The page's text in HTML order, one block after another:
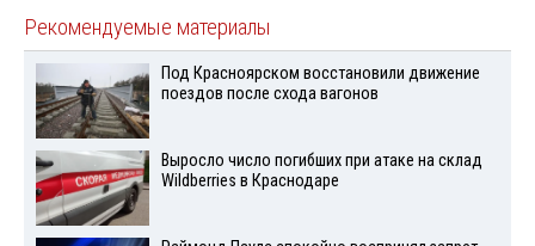
Рекомендуемые материалы
Под Красноярском восстановили движение
поездов после схода вагонов
Выросло число погибших при атаке на склад
Wildberries в Краснодаре